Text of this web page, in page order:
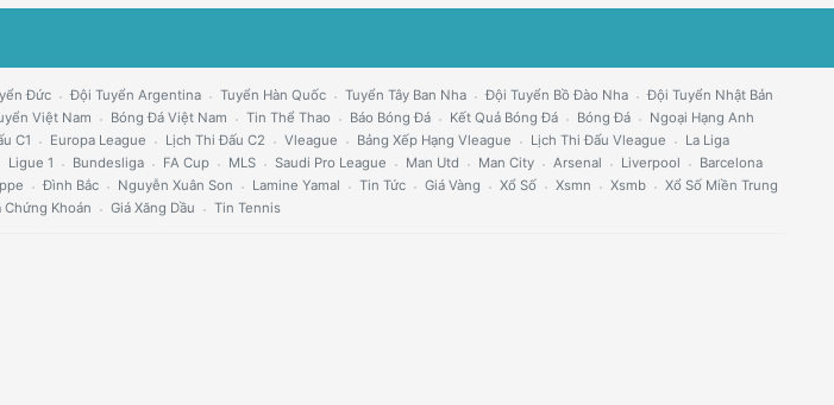
Đức Đội Tuyển Argentina Tuyển Hàn Quốc Tuyển Tây Ban Nha Đội Tuyển Bồ Đào Nha
Đội Tuyển Nhật Bản
Việt Nam Bóng Đá Việt Nam Tin Thể Thao Báo Bóng Đá Kết Quả Bóng Đá Bóng Đá
Ngoại Hạng Anh
C1 Europa League Lịch Thi Đấu C2 Vleague Bảng Xếp Hạng Vleague Lịch Thi Đấu Vleague
La Liga
Ligue 1 Bundesliga FA Cup MLS Saudi Pro League Man Utd Man City Arsenal Liverpool
Barcelona
Đình Bắc Nguyễn Xuân Son Lamine Yamal Tin Tức Giá Vàng Xổ Số Xsmn Xsmb
Xổ Số Miền Trung
Chứng Khoán Giá Xăng Dầu Tin Tennis